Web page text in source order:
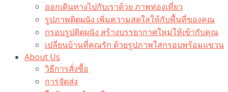
ออกเดินทางไปกับเราด้วย ภาพท่องเที่ยว
รูปภาพติดผนัง เพิ่มความสดใสให้กับพื้นที่ของคุณ
กรอบรูปติดผนัง สร้างบรรยากาศใหม่ให้เข้ากับคุณ
เปลี่ยนบ้านที่คุณรัก ด้วยรูปภาพใส่กรอบพร้อมแขวน​
About Us
วิธีการสั่งซื้อ
การจัดส่ง